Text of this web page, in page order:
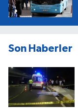
Son Haberler